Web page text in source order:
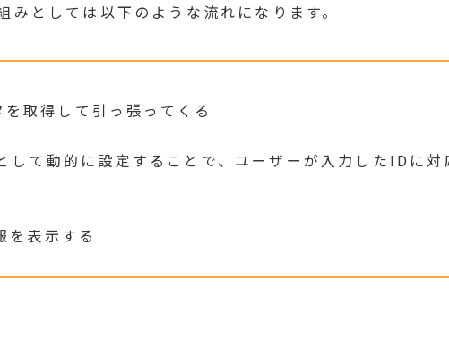
みとしては以下のような流れになります。
取得して引っ張ってくる
して動的に設定することで、ユーザーが入力したIDに対
を表示する